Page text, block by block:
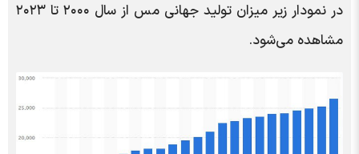
در نمودار زیر میزان تولید جهانی مس از سال ۲۰۰۰ تا ۲۰۲۳
مشاهده می‌شود.